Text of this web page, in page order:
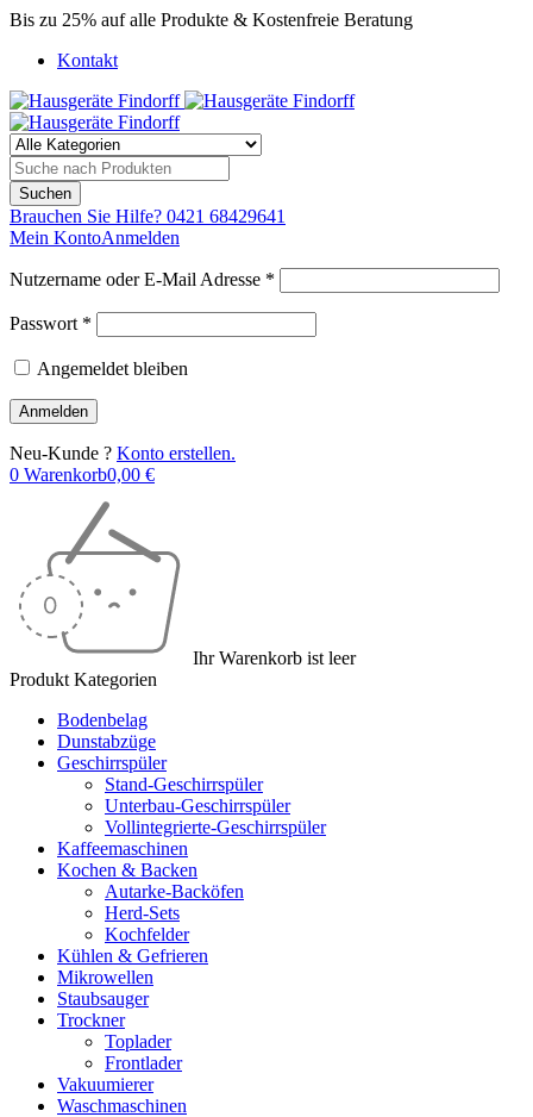
Bis zu 25% auf alle Produkte & Kostenfreie Beratung
Kontakt
Brauchen Sie Hilfe? 0421 68429641
Mein KontoAnmelden
Nutzername oder E-Mail Adresse *
Passwort *
Angemeldet bleiben
Neu-Kunde ? Konto erstellen.
0 Warenkorb0,00 €
Ihr Warenkorb ist leer
Produkt Kategorien
Bodenbelag
Dunstabzüge
Geschirrspüler
Stand-Geschirrspüler
Unterbau-Geschirrspüler
Vollintegrierte-Geschirrspüler
Kaffeemaschinen
Kochen & Backen
Autarke-Backöfen
Herd-Sets
Kochfelder
Kühlen & Gefrieren
Mikrowellen
Staubsauger
Trockner
Toplader
Frontlader
Vakuumierer
Waschmaschinen